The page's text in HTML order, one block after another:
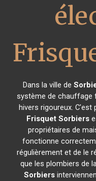
Dans la ville de
système de chauffage
hivers rigoureux. C'est
Frisquet Sorbiers
propriétaires de
fonctionne
régulièrement et de le
que les plombiers de
Sorbiers